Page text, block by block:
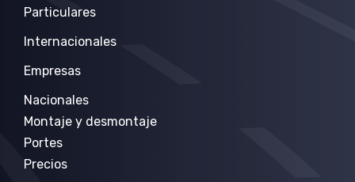
Particulares
Internacionales
Empresas
Nacionales
Montaje y desmontaje
Portes
Precios